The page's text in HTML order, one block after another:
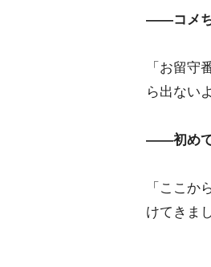
――コメち
「お留守
ら出ない
――初めて
「ここか
けてきま